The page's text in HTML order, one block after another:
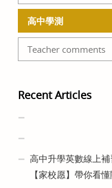
高中學測
Teacher comments
Recent Articles
高中升學英數線上
【家校愿】帶你看